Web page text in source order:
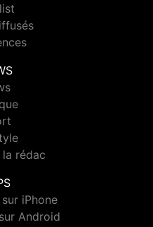
rédac
iPhone
Android